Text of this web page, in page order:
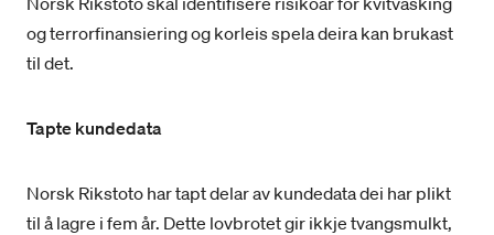
og terrorfinansiering og korleis spela deira kan brukast
til det.
Tapte kundedata
Norsk Rikstoto har tapt delar av kundedata dei har plikt
til å lagre i fem år. Dette lovbrotet gir ikkje tvangsmulkt,